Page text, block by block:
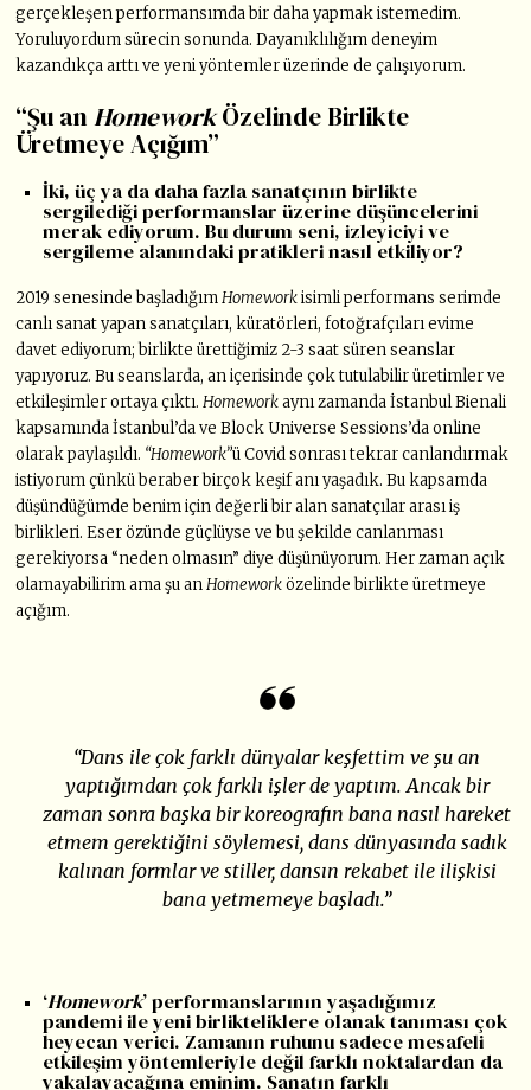
gerçekleşen performansımda bir daha yapmak istemedim.
Yoruluyordum sürecin sonunda. Dayanıklılığım deneyim
kazandıkça arttı ve yeni yöntemler üzerinde de çalışıyorum.
“Şu anHomeworkÖzelinde Birlikte
Üretmeye Açığım”
İki, üç ya da daha fazla sanatçının birlikte
sergilediği performanslar üzerine düşüncelerini
merak ediyorum. Bu durum seni, izleyiciyi ve
sergileme alanındaki pratikleri nasıl etkiliyor?
2019 senesinde başladığımHomeworkisimli performans serimde
canlı sanat yapan sanatçıları, küratörleri, fotoğrafçıları evime
davet ediyorum; birlikte ürettiğimiz 2-3 saat süren seanslar
yapıyoruz. Bu seanslarda, an içerisinde çok tutulabilir üretimler ve
etkileşimler ortaya çıktı.Homeworkaynı zamanda İstanbul Bienali
kapsamında İstanbul’da ve Block Universe Sessions’da online
olarak paylaşıldı. “Homework”ü Covid sonrası tekrar canlandırmak
istiyorum çünkü beraber birçok keşif anı yaşadık. Bu kapsamda
düşündüğümde benim için değerli bir alan sanatçılar arası iş
birlikleri. Eser özünde güçlüyse ve bu şekilde canlanması
gerekiyorsa “neden olmasın” diye düşünüyorum. Her zaman açık
olamayabilirim ama şu anHomeworközelinde birlikte üretmeye
açığım.
“Dans ile çok farklı dünyalar keşfettim ve şu an
yaptığımdan çok farklı işler de yaptım. Ancak bir
zaman sonra başka bir koreografın bana nasıl hareket
etmem gerektiğini söylemesi, dans dünyasında sadık
kalınan formlar ve stiller, dansın rekabet ile ilişkisi
bana yetmemeye başladı.”
‘Homework’ performanslarının yaşadığımız
pandemi ile yeni birlikteliklere olanak tanıması çok
heyecan verici. Zamanın ruhunu sadece mesafeli
etkileşim yöntemleriyle değil farklı noktalardan da
yakalayacağına eminim. Sanatın farklı